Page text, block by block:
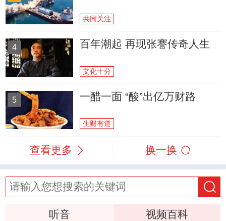
共同关注
4 百年潮起 再现张謇传奇人生
文化十分
5 一醋一面 “酸”出亿万财路
生财有道
查看更多 换一换
听音
视频百科